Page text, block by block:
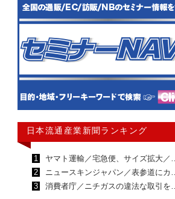
日本流通産業新聞ランキング
1
ヤマト運輸／宅急便、サイズ拡大／…
2
ニュースキンジャパン／表参道にカ…
3
消費者庁／ニチガスの違法な取引を…